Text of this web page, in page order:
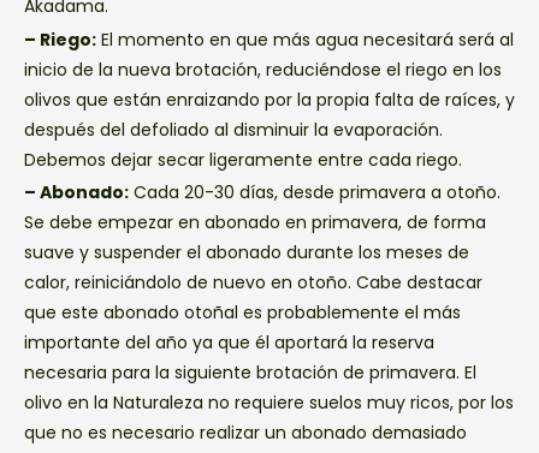
Akadama.
– Riego: El momento en que más agua necesitará será al
inicio de la nueva brotación, reduciéndose el riego en los
olivos que están enraizando por la propia falta de raíces, y
después del defoliado al disminuir la evaporación.
Debemos dejar secar ligeramente entre cada riego.
– Abonado: Cada 20-30 días, desde primavera a otoño.
Se debe empezar en abonado en primavera, de forma
suave y suspender el abonado durante los meses de
calor, reiniciándolo de nuevo en otoño. Cabe destacar
que este abonado otoñal es probablemente el más
importante del año ya que él aportará la reserva
necesaria para la siguiente brotación de primavera. El
olivo en la Naturaleza no requiere suelos muy ricos, por los
que no es necesario realizar un abonado demasiado